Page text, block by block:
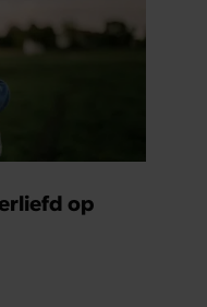
op